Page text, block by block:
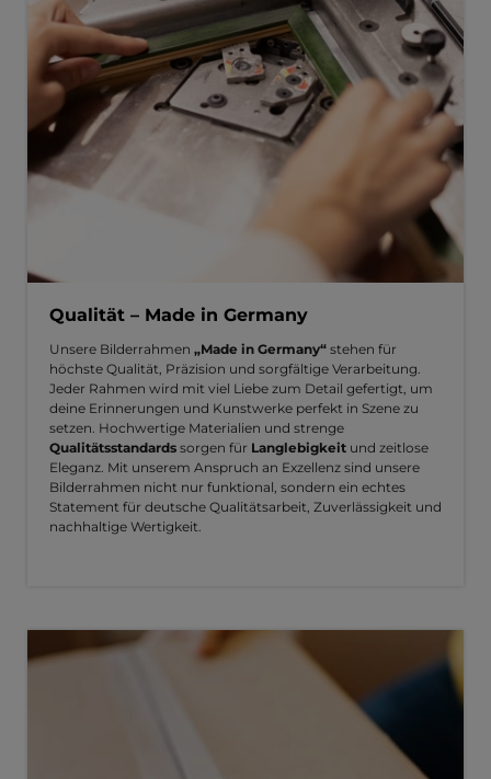
Qualität – Made in Germany
Unsere Bilderrahmen „Made in Germany“ stehen für
höchste Qualität, Präzision und sorgfältige Verarbeitung.
Jeder Rahmen wird mit viel Liebe zum Detail gefertigt, um
deine Erinnerungen und Kunstwerke perfekt in Szene zu
setzen. Hochwertige Materialien und strenge
Qualitätsstandards sorgen für Langlebigkeit und zeitlose
Eleganz. Mit unserem Anspruch an Exzellenz sind unsere
Bilderrahmen nicht nur funktional, sondern ein echtes
Statement für deutsche Qualitätsarbeit, Zuverlässigkeit und
nachhaltige Wertigkeit.